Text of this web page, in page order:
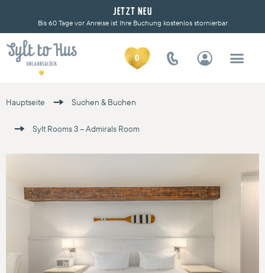
JETZT NEU
Bis 60 Tage vor Anreise ist Ihre Buchung kostenlos stornierbar
0
Hauptseite Suchen & Buchen
Sylt Rooms 3 – Admirals Room
Previous